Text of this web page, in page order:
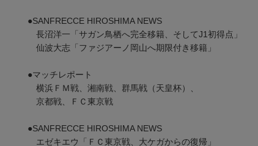
●SANFRECCE HIROSHIMA NEWS
長沼洋一「サガン鳥栖へ完全移籍、そしてJ1初得点」
仙波大志「ファジアーノ岡山へ期限付き移籍」
●マッチレポート
横浜ＦＭ戦、湘南戦、群馬戦（天皇杯）、
京都戦、ＦＣ東京戦
●SANFRECCE HIROSHIMA NEWS
エゼキエウ「ＦＣ東京戦、大ケガからの復帰」